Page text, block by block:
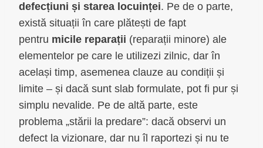
defecțiuni și starea locuinței. Pe de o parte,
există situații în care plătești de fapt
pentru micile reparații (reparații minore) ale
elementelor pe care le utilizezi zilnic, dar în
același timp, asemenea clauze au condiții și
limite – și dacă sunt slab formulate, pot fi pur și
simplu nevalide. Pe de altă parte, este
problema „stării la predare”: dacă observi un
defect la vizionare, dar nu îl raportezi și nu te